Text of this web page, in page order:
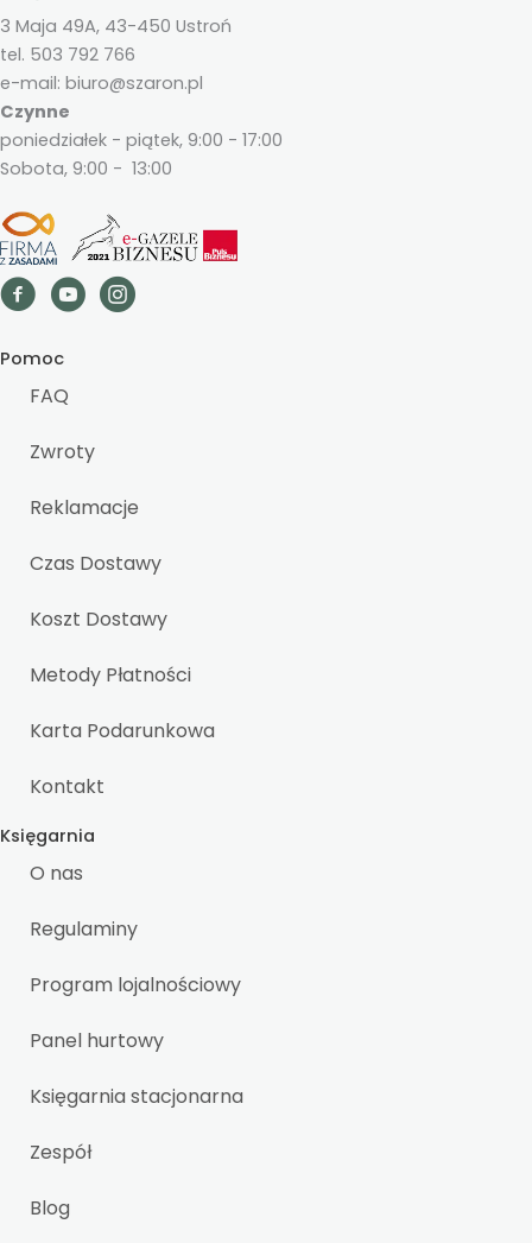
3 Maja 49A, 43-450 Ustroń
tel. 503 792 766
e-mail: biuro@szaron.pl
Czynne
poniedziałek - piątek, 9:00 - 17:00
Sobota, 9:00 - 13:00
Pomoc
FAQ
Zwroty
Reklamacje
Czas Dostawy
Koszt Dostawy
Metody Płatności
Karta Podarunkowa
Kontakt
Księgarnia
O nas
Regulaminy
Program lojalnościowy
Panel hurtowy
Księgarnia stacjonarna
Zespół
Blog